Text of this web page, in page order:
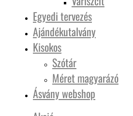
Egyedi tervezés
Ajándékutalvány
Kisokos
Szótár
Méret magyarázó
Ásvány webshop